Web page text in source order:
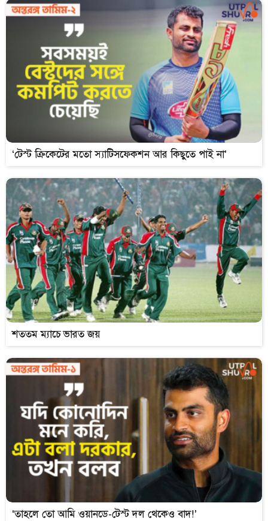
‘টেস্ট ক্রিকেটের মতো স্যাটিসফেকশন আর কিছুতে পাই না’
শততম ম্যাচে ভারত জয়
‘তাহলে তো আমি ওয়ানডে-টেস্ট দল থেকেও বাদ!’